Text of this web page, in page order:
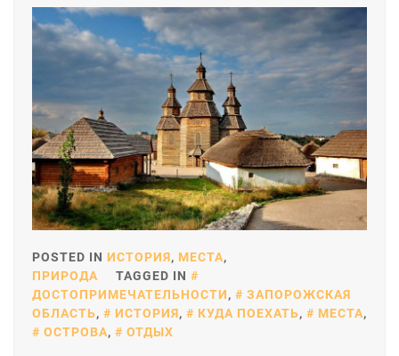
POSTED IN ИСТОРИЯ, МЕСТА,
ПРИРОДА
TAGGED IN
ДОСТОПРИМЕЧАТЕЛЬНОСТИ,
ЗАПОРОЖСКАЯ
ОБЛАСТЬ, ИСТОРИЯ, КУДА ПОЕХАТЬ, МЕСТА,
ОСТРОВА, ОТДЫХ